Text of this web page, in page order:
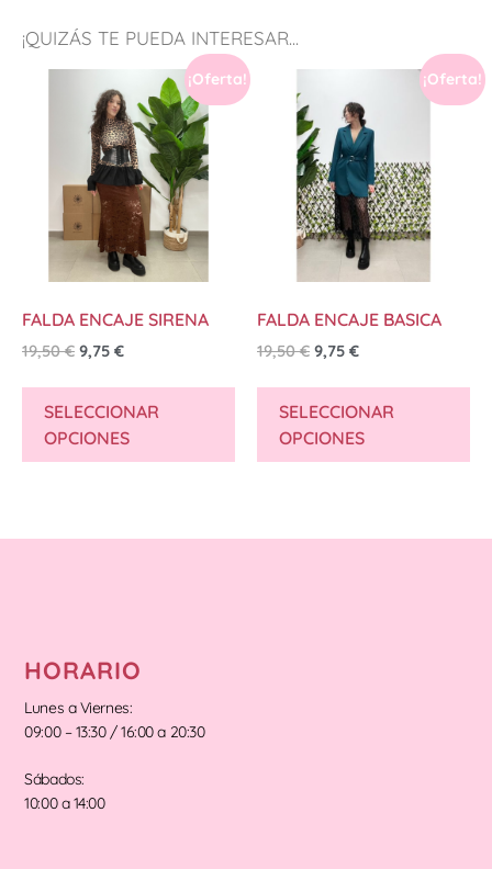
¡QUIZÁS TE PUEDA INTERESAR...
¡Oferta!
FALDA ENCAJE SIRENA
19,50€ 9,75 €
SELECCIONAR
OPCIONES
¡Oferta!
FALDA ENCAJE BASICA
19,50€ 9,75 €
SELECCIONAR
OPCIONES
HORARIO
Lunes a Viernes:
09:00 – 13:30 / 16:00 a 20:30
Sábados:
10:00 a 14:00